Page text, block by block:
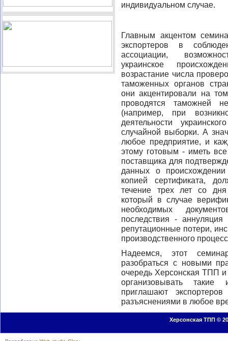
индивидуальном случае.
Главным акцентом
экспортеров в
ассоциации,
украинское
возрастание числа
таможенных органов
они акцентировали на
проводятся таможней
(например, при
деятельности
случайной выборки. А
любое предприятие, и
этому готовым - иметь
поставщика для
данных о
копией сертификата,
течение трех лет со дня
который в случае
необходимых
последствия -
репутационные потери,
производственного
Надеемся, этот
разобраться с новыми
очередь Херсонская ТПП
организовывать
приглашают
разъяснениями в любое
Херсонская ТПП ©